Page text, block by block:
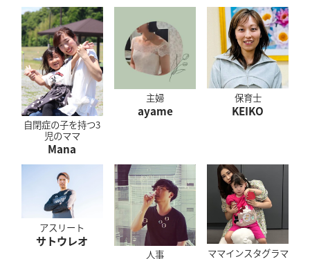
自閉症の子を持つ3
児のママ
Mana
主婦
ayame
保育士
KEIKO
アスリート
サトウレオ
人事
ママインスタグラマ